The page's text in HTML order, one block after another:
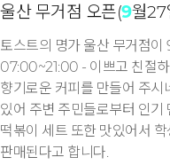
울산 무거점 오픈(9월27
토스트의 명가 울산 무거점
07:00~21:00 - 이쁘고 친절
향기로운 커피를 만들어 주
있어 주변 주민들로부터 인기
떡볶이 세트 또한 맛있어서
판매된다고 합니다.